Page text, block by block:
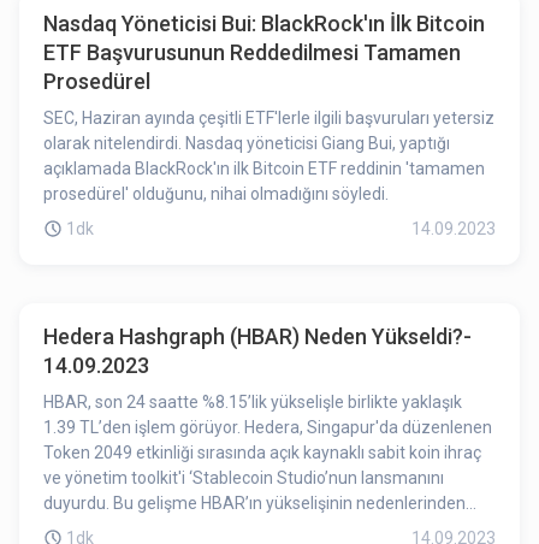
Nasdaq Yöneticisi Bui: BlackRock'ın İlk Bitcoin
ETF Başvurusunun Reddedilmesi Tamamen
Prosedürel
SEC, Haziran ayında çeşitli ETF'lerle ilgili başvuruları yetersiz
olarak nitelendirdi. Nasdaq yöneticisi Giang Bui, yaptığı
açıklamada BlackRock'ın ilk Bitcoin ETF reddinin 'tamamen
prosedürel' olduğunu, nihai olmadığını söyledi.
1dk
14.09.2023
Hedera Hashgraph (HBAR) Neden Yükseldi?-
14.09.2023
HBAR, son 24 saatte %8.15’lik yükselişle birlikte yaklaşık
1.39 TL’den işlem görüyor. Hedera, Singapur'da düzenlenen
Token 2049 etkinliği sırasında açık kaynaklı sabit koin ihraç
ve yönetim toolkit'i ‘Stablecoin Studio’nun lansmanını
duyurdu. Bu gelişme HBAR’ın yükselişinin nedenlerinden
birisi olmuş olabilir.
1dk 14.09.2023